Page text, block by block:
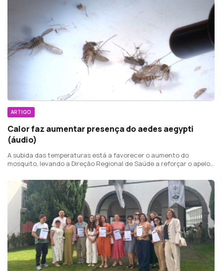
ARTIGO
Calor faz aumentar presença do aedes aegypti
(áudio)
A subida das temperaturas está a favorecer o aumento do
mosquito, levando a Direção Regional de Saúde a reforçar o apelo